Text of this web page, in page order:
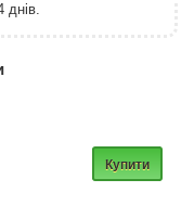
днів.
Купити